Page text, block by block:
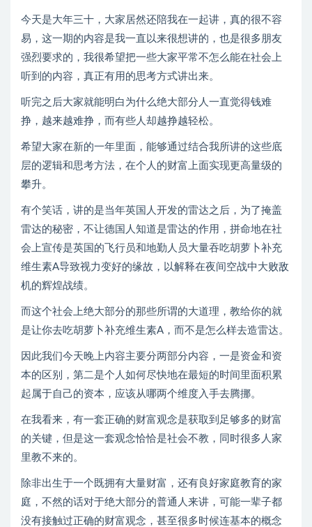
今天是大年三十，大家居然还陪我在一起讲，真的很不容
易，这一期的内容是我一直以来很想讲的，也是很多朋友
强烈要求的，我很希望把一些大家平常不怎么能在社会上
听到的内容，真正有用的思考方式讲出来。
听完之后大家就能明白为什么绝大部分人一直觉得钱难
挣，越来越难挣，而有些人却越挣越轻松。
希望大家在新的一年里面，能够通过结合我所讲的这些底
层的逻辑和思考方法，在个人的财富上面实现更高量级的
攀升。
有个笑话，讲的是当年英国人开发的雷达之后，为了掩盖
雷达的秘密，不让德国人知道是雷达的作用，拼命地在社
会上宣传是英国的飞行员和地勤人员大量吞吃胡萝卜补充
维生素A导致视力变好的缘故，以解释在夜间空战中大败敌
机的辉煌战绩。
而这个社会上绝大部分的那些所谓的大道理，教给你的就
是让你去吃胡萝卜补充维生素A，而不是怎么样去造雷达。
因此我们今天晚上内容主要分两部分内容，一是资金和资
本的区别，第二是个人如何尽快地在最短的时间里面积累
起属于自己的资本，应该从哪两个维度入手去腾挪。
在我看来，有一套正确的财富观念是获取到足够多的财富
的关键，但是这一套观念恰恰是社会不教，同时很多人家
里教不来的。
除非出生于一个既拥有大量财富，还有良好家庭教育的家
庭，不然的话对于绝大部分的普通人来讲，可能一辈子都
没有接触过正确的财富观念，甚至很多时候连基本的概念